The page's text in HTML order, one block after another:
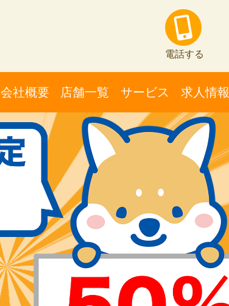
電話する
会社概要 店舗一覧 サービス 求人情報